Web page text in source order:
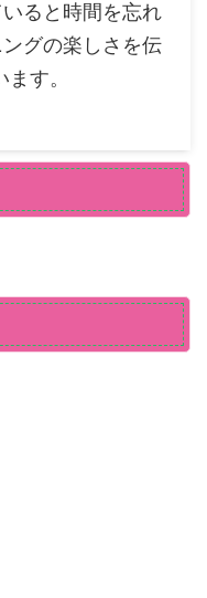
ると時間を忘れ
グの楽しさを伝
す。